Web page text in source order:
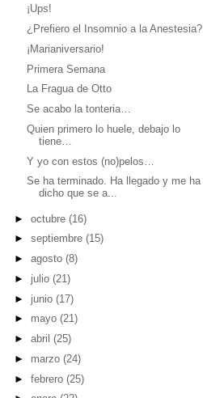
¡Ups!
¿Prefiero el Insomnio a la Anestesia?
¡Marianiversario!
Primera Semana
La Fragua de Otto
Se acabo la tonteria…
Quien primero lo huele, debajo lo
tiene…
Y yo con estos (no)pelos…
Se ha terminado. Ha llegado y me ha
dicho que se a...
► octubre (16)
► septiembre (15)
► agosto (8)
► julio (21)
► junio (17)
► mayo (21)
► abril (25)
► marzo (24)
► febrero (25)